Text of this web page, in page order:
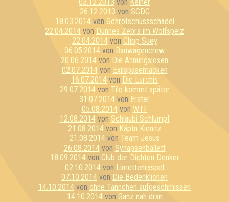
26.12.2013 von SCDC
18.03.2014von Schrotschussschädel
22.04.2014 von Dünnes Zebra im Wolfspelz
22.04.2014von Chop Suey
06.05.2014 von Bauwagencrew
20.06.2014 von Die Ahnungslosen
02.07.2014von Exilspasemacken
16.07.2014 von Die Lurchis
29.07.2014von Tilo kommt später
31.07.2014 von Erster
05.08.2014von WTF
12.08.2014von Schlaubi Schlumpf
21.08.2014von Käptn Kienitz
21.08.2014 von Team Jesus
26.08.2014von Synapsenballett
18.09.2014von Club der Dichten Denker
02.10.2014 von Limettenraspel
07.10.2014 von Die Bedenklichen
14.10.2014 von ohne Tännchen aufgeschmissen
14.10.2014von Ganz nah dran